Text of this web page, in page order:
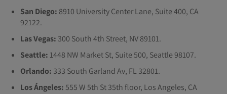
San Diego:8910 University Center Lane, Suite 400, CA
92122.
Las Vegas:300 South 4th Street, NV 89101.
Seattle: 1448 NW Market St, Suite 500, Seattle 98107.
Orlando:333 South Garland Av, FL 32801.
Los Ángeles:555 W 5th St 35th floor, Los Angeles, CA